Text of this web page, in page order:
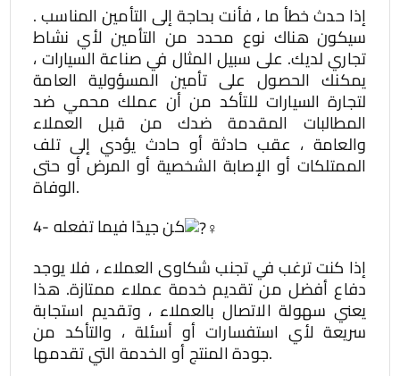
إذا حدث خطأ ما ، فأنت بحاجة إلى التأمين المناسب .
سيكون هناك نوع محدد من التأمين لأي نشاط
تجاري لديك. على سبيل المثال في صناعة السيارات ،
يمكنك الحصول على تأمين المسؤولية العامة
لتجارة السيارات للتأكد من أن عملك محمي ضد
المطالبات المقدمة ضدك من قبل العملاء
والعامة ، عقب حادثة أو حادث يؤدي إلى تلف
الممتلكات أو الإصابة الشخصية أو المرض أو حتى
الوفاة.
4- كن جيدًا فيما تفعله
إذا كنت ترغب في تجنب شكاوى العملاء ، فلا يوجد
دفاع أفضل من تقديم خدمة عملاء ممتازة. هذا
يعني سهولة الاتصال بالعملاء ، وتقديم استجابة
سريعة لأي استفسارات أو أسئلة ، والتأكد من
جودة المنتج أو الخدمة التي تقدمها.